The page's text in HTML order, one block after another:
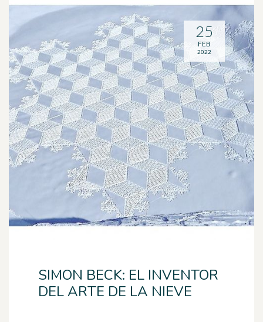
SIMON BECK: EL INVENTOR
DEL ARTE DE LA NIEVE
25
FEB
2022